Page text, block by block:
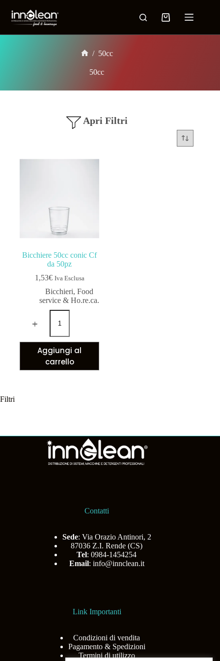
/ 50cc
50cc
Apri Filtri
Bicchiere 50cc conic Cf
da 50pz
1,53€ Iva Esclusa
Bicchieri,Food
service & Ho.re.ca.
Aggiungi al
carrello
Filtri
Contatti
Sede: Via Orazio Antinori, 2
87036 Z.I. Rende (CS)
Tel: 0984-1454254
Email: info@innclean.it
Link Importanti
Condizioni di vendita
Pagamento & Spedizioni
Termini di utilizzo